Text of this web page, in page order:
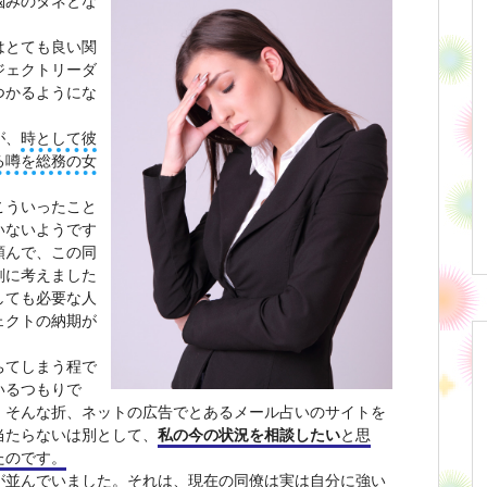
ても良い関
クトリーダ
るようにな
時として彼
を総務の女
いったこと
いようです
で、この同
考えました
も必要な人
トの納期が
しまう程で
るつもりで
んな折、ネットの広告でとあるメール占いのサイトを
らないは別として、 私の今の状況を相談したいと思
です。
んでいました。それは、現在の同僚は実は自分に強い